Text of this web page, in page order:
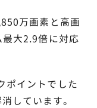
万画素と高画
大2.9倍に対応
ポイントでした
しています。